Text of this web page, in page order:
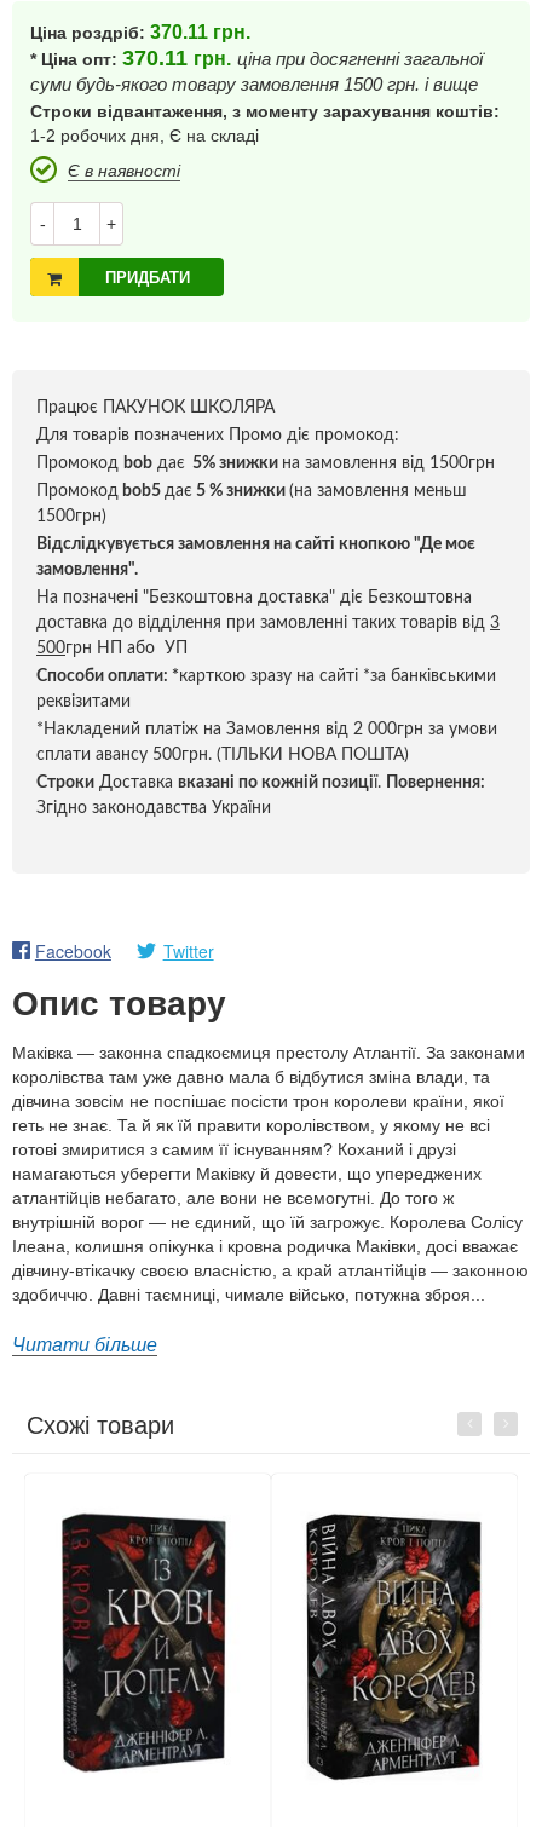
Ціна роздріб: 370.11 грн.
* Ціна опт: 370.11 грн. ціна при досягненні загальної
суми будь-якого товару замовлення 1500 грн. і вище
Строки відвантаження, з моменту зарахування коштів:
1-2 робочих дня, Є на складі
Є в наявності
- +
ПРИДБАТИ
Працює ПАКУНОК ШКОЛЯРА
Для товарів позначених Промо діє промокод:
Промокод bob дає 5% знижки на замовлення від 1500грн
Промокод bob5 дає 5 % знижки (на замовлення меньш
1500грн)
Відслідкувується замовлення на сайті кнопкою "Де моє
замовлення".
На позначені "Безкоштовна доставка" діє Безкоштовна
доставка до відділення при замовленні таких товарів від 3
500грн НП або УП
Способи оплати: *карткою зразу на сайті *за банківськими
реквізитами
*Накладений платіж на Замовлення від 2 000грн за умови
сплати авансу 500грн. (ТІЛЬКИ НОВА ПОШТА)
Строки Доставка вказані по кожній позиції.
Повернення:
Згідно законодавства України
Facebook Twitter
Опис товару
Маківка — законна спадкоємиця престолу Атлантії. За законами
королівства там уже давно мала б відбутися зміна влади, та
дівчина зовсім не поспішає посісти трон королеви країни, якої
геть не знає. Та й як їй правити королівством, у якому не всі
готові змиритися з самим її існуванням? Коханий і друзі
намагаються уберегти Маківку й довести, що упереджених
атлантійців небагато, але вони не всемогутні. До того ж
внутрішній ворог — не єдиний, що їй загрожує. Королева Солісу
Ілеана, колишня опікунка і кровна родичка Маківки, досі вважає
дівчину-втікачку своєю власністю, а край атлантійців — законною
здобиччю. Давні таємниці, чимале військо, потужна зброя...
Читати більше
Схожі товари Previous
Next